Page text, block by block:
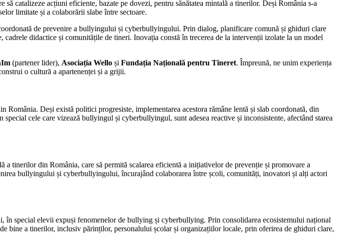
să catalizeze acțiuni eficiente, bazate pe dovezi, pentru sănătatea mintală a tinerilor. Deși România s-a
limitate și a colaborării slabe între sectoare.
de prevenire a bullyingului și cyberbullyingului. Prin dialog, planificare comună și ghiduri clare
didactice și comunitățile de tineri. Inovația constă în trecerea de la intervenții izolate la un model
(partener lider), Asociația Wello și Fundația Națională pentru Tineret. Împreună, ne unim experiența
o cultură a apartenenței și a grijii.
Deși există politici progresiste, implementarea acestora rămâne lentă și slab coordonată, din
cele care vizează bullyingul și cyberbullyingul, sunt adesea reactive și inconsistente, afectând starea
tinerilor din România, care să permită scalarea eficientă a inițiativelor de prevenție și promovare a
bullyingului și cyberbullyingului, încurajând colaborarea între școli, comunități, inovatori și alți actori
special elevii expuși fenomenelor de bullying și cyberbullying. Prin consolidarea ecosistemului național
bine a tinerilor, inclusiv părinților, personalului școlar și organizațiilor locale, prin oferirea de ghiduri clare,